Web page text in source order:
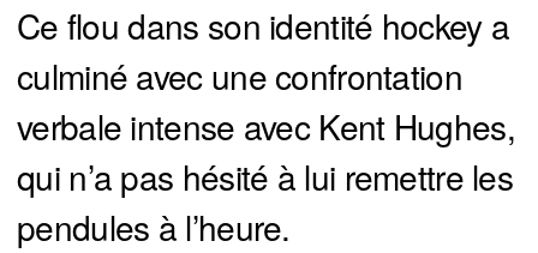
Ce flou dans son identité hockey a
culminé avec une confrontation
verbale intense avec Kent Hughes,
qui n’a pas hésité à lui remettre les
pendules à l’heure.